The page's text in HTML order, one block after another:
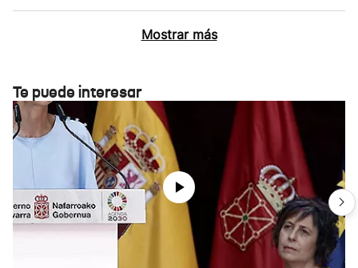
Mostrar más
Te puede interesar